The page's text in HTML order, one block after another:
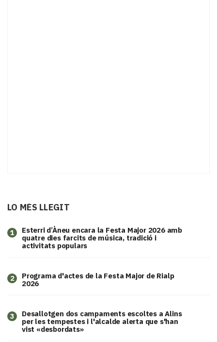
LO MÉS LLEGIT
1
Esterri d’Àneu encara la Festa Major 2026 amb
quatre dies farcits de música, tradició i
activitats populars
2
Programa d'actes de la Festa Major de Rialp
2026
3
​Desallotgen dos campaments escoltes a Alins
per les tempestes i l'alcalde alerta que s'han
vist «desbordats»